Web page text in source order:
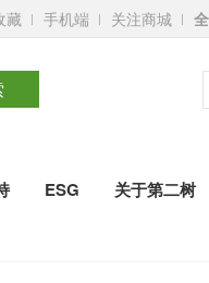
藏 手机端 关注商城
ESG 关于第二树